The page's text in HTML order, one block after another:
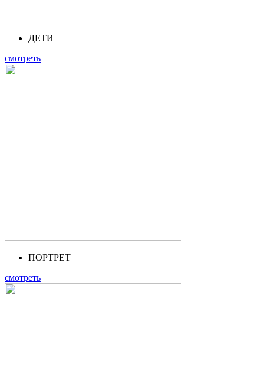
ДЕТИ
смотреть
ПОРТРЕТ
смотреть